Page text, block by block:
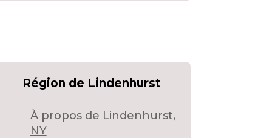
Région de Lindenhurst
À propos de Lindenhurst,
NY